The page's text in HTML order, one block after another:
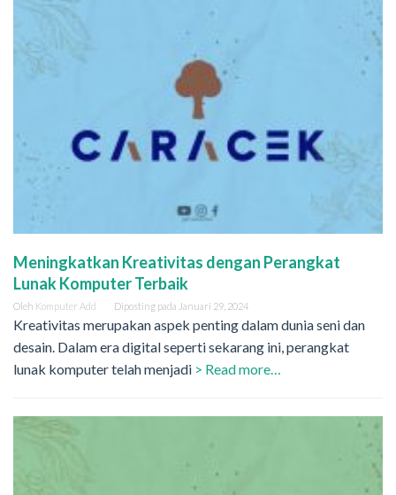
Meningkatkan Kreativitas dengan Perangkat
Lunak Komputer Terbaik
Oleh Komputer Add Diposting pada Januari 29, 2024
Kreativitas merupakan aspek penting dalam dunia seni dan
desain. Dalam era digital seperti sekarang ini, perangkat
lunak komputer telah menjadi > Read more…